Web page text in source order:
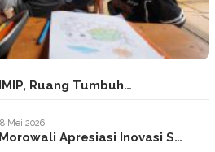
Ruang Tumbuh…
Mei 2026
Apresiasi Inovasi S…